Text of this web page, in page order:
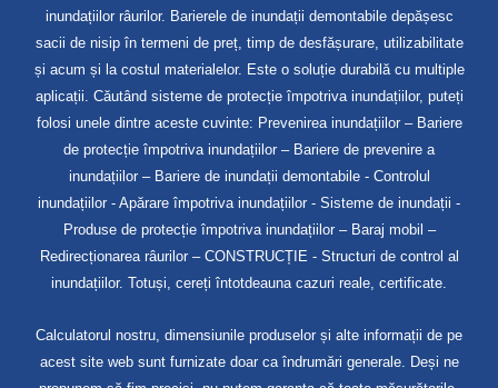
inundațiilor râurilor. Barierele de inundații demontabile depășesc
sacii de nisip în termeni de preț, timp de desfășurare, utilizabilitate
și acum și la costul materialelor. Este o soluție durabilă cu multiple
aplicații. Căutând sisteme de protecție împotriva inundațiilor, puteți
folosi unele dintre aceste cuvinte: Prevenirea inundațiilor – Bariere
de protecție împotriva inundațiilor – Bariere de prevenire a
inundațiilor – Bariere de inundații demontabile - Controlul
inundațiilor - Apărare împotriva inundațiilor - Sisteme de inundații -
Produse de protecție împotriva inundațiilor – Baraj mobil –
Redirecționarea râurilor – CONSTRUCȚIE - Structuri de control al
inundațiilor. Totuși, cereți întotdeauna cazuri reale, certificate.
Calculatorul nostru, dimensiunile produselor și alte informații de pe
acest site web sunt furnizate doar ca îndrumări generale. Deși ne